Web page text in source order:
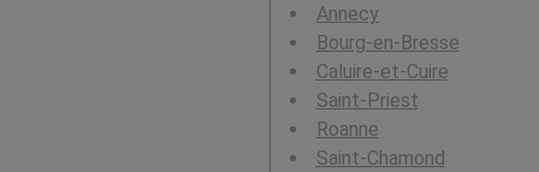
Annecy
Bourg-en-Bresse
Caluire-et-Cuire
Saint-Priest
Roanne
Saint-Chamond